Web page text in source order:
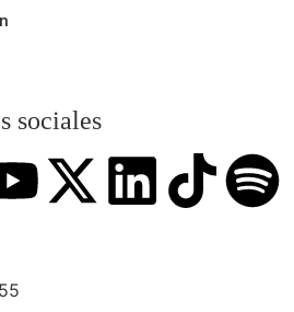
sociales